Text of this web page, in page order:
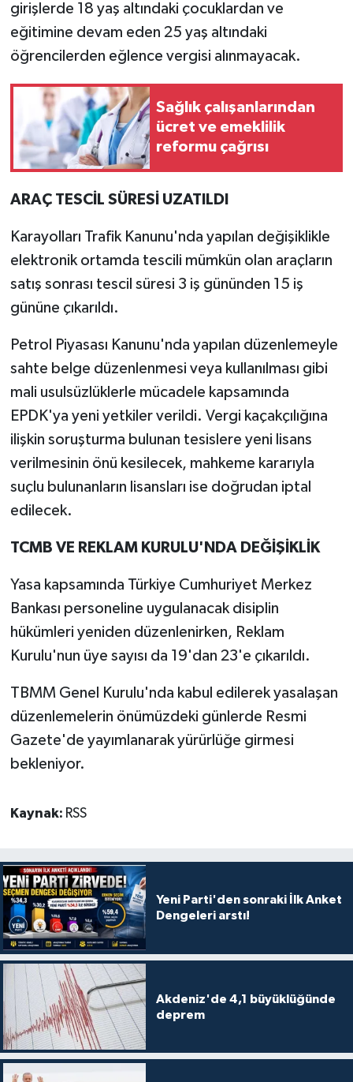
girişlerde 18 yaş altındaki çocuklardan ve
eğitimine devam eden 25 yaş altındaki
öğrencilerden eğlence vergisi alınmayacak.
Sağlık çalışanlarından
ücret ve emeklilik
reformu çağrısı
ARAÇ TESCİL SÜRESİ UZATILDI
Karayolları Trafik Kanunu'nda yapılan değişiklikle
elektronik ortamda tescili mümkün olan araçların
satış sonrası tescil süresi 3 iş gününden 15 iş
gününe çıkarıldı.
Petrol Piyasası Kanunu'nda yapılan düzenlemeyle
sahte belge düzenlenmesi veya kullanılması gibi
mali usulsüzlüklerle mücadele kapsamında
EPDK'ya yeni yetkiler verildi. Vergi kaçakçılığına
ilişkin soruşturma bulunan tesislere yeni lisans
verilmesinin önü kesilecek, mahkeme kararıyla
suçlu bulunanların lisansları ise doğrudan iptal
edilecek.
TCMB VE REKLAM KURULU'NDA DEĞİŞİKLİK
Yasa kapsamında Türkiye Cumhuriyet Merkez
Bankası personeline uygulanacak disiplin
hükümleri yeniden düzenlenirken, Reklam
Kurulu'nun üye sayısı da 19'dan 23'e çıkarıldı.
TBMM Genel Kurulu'nda kabul edilerek yasalaşan
düzenlemelerin önümüzdeki günlerde Resmi
Gazete'de yayımlanarak yürürlüğe girmesi
bekleniyor.
Kaynak: RSS
Yeni Parti'den sonraki İlk Anket
Dengeleri arstı!
Akdeniz'de 4,1 büyüklüğünde
deprem